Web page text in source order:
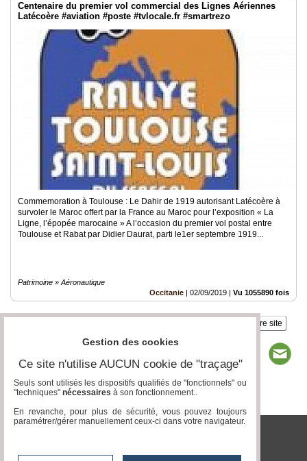
Centenaire du premier vol commercial des Lignes Aériennes
Latécoère #aviation #poste #tvlocale.fr #smartrezo
Commemoration à Toulouse : Le Dahir de 1919 autorisant Latécoère à
survoler le Maroc offert par la France au Maroc pour l’exposition « La
Ligne, l’épopée marocaine » A l’occasion du premier vol postal entre
Toulouse et Rabat par Didier Daurat, parti le1er septembre 1919...
Patrimoine » Aéronautique
Occitanie | 02/09/2019 | Vu 1055890 fois
Insérez sur votre site
tvlocale.fr
Gestion des cookies
Ce site n'utilise AUCUN cookie de "traçage"
Seuls sont utilisés les dispositifs qualifiés de "fonctionnels" ou
"techniques" nécessaires à son fonctionnement..
En revanche, pour plus de sécurité, vous pouvez toujours
paramétrer/gérer manuellement ceux-ci dans votre navigateur.